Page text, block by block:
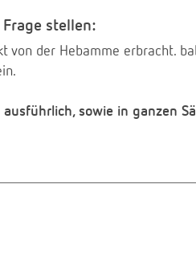
stellen:
von der Hebamme erbracht.
sowie in ganzen